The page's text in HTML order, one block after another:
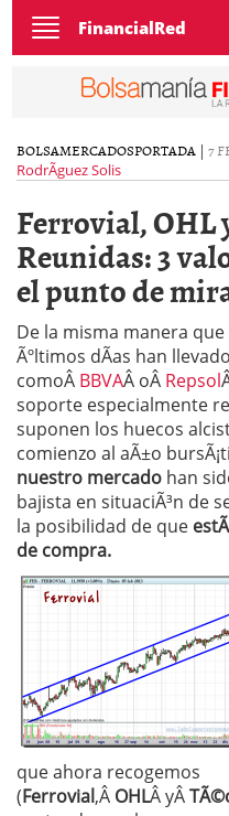
Toggle
navigation
FinancialRed
BOLSAMERCADOSPORTADA | 7
RodrÃ­guez Solis
Ferrovial, OHL
Reunidas: 3
el punto de
De la misma manera
Ãºltimos dÃ­as han
comoÂ BBVAÂ oÂ Repsol
soporte especialmente
suponen los huecos
comienzo al aÃ±o
nuestro mercado han
bajista en situaciÃ³n de
la posibilidad de que
de compra.
que ahora recogemos
(Ferrovial,Â OHLÂ yÂ